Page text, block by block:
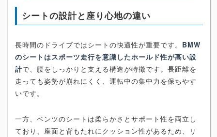
シートの設計と座り心地の違い
長時間のドライブではシートの快適性が重要です。 BMW
のシートはスポーツ走行を意識したホールド性が高い設
計で、腰をしっかりと支える構造が特徴です。長距離を
走っても姿勢が崩れにくく、運転中の集中力を保ちやす
いです。
一方、ベンツのシートは柔らかさとサポート性を両立し
ており、座面と背もたれにクッション性があるため、リ